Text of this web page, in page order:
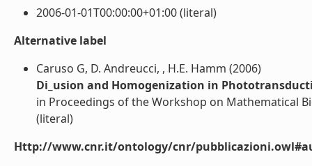
2006-01-01T00:00:00+01:00 (literal)
Alternative label
Caruso G, D. Andreucci, , H.E. Hamm (2006)
Di_usion and Homogenization in
in Proceedings of the Workshop on Mathematical
(literal)
Http://www.cnr.it/ontology/cnr/